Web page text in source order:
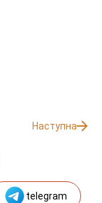
Наступна
telegram